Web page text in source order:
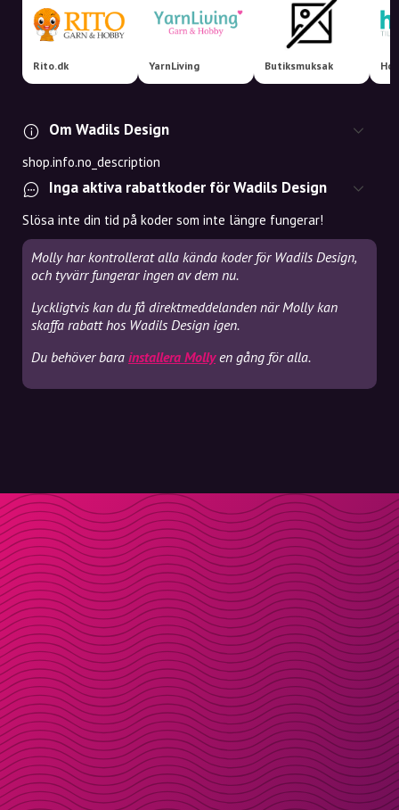
Rito.dk YarnLiving Butiksmuksak
Om Wadils Design
shop.info.no_description
Inga aktiva rabattkoder för Wadils Design
Slösa inte din tid på koder som inte längre fungerar!
Molly har kontrollerat alla kända koder för Wadils Design,
och tyvärr fungerar ingen av dem nu.
Lyckligtvis kan du få direktmeddelanden när Molly kan
skaffa rabatt hos Wadils Design igen.
Du behöver bara installera Mollyen gång för alla.